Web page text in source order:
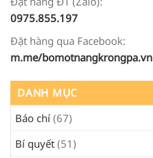
0975.855.197
Đặt hàng qua Facebook:
m.me/bomotnangkrongpa.vn
DANH MỤC
Báo chí (67)
Bí quyết (51)